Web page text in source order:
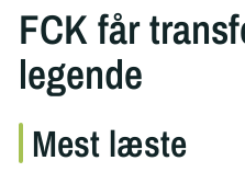
FCK får
legende
Mest læste